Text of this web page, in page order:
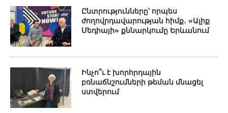
Ընտրությունները՝ որպես
ժողովրդավարության հիմք․ «Ալիք
Մեդիայի» քննարկումը Երևանում
Ինչո՞ւ է խորհրդային
բռնաճնշումների թեման մնացել
ստվերում